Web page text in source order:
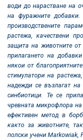
води до нарастване на
на фуражните
производствените
растежа, качествени
защита на животните от
прилагането на
някои от
стимулатори на
надежди се възлагат
синбиотици.
Те се
чревната микрофлора на
ефективен метод в
както за животните,
полски учени Markowiak,